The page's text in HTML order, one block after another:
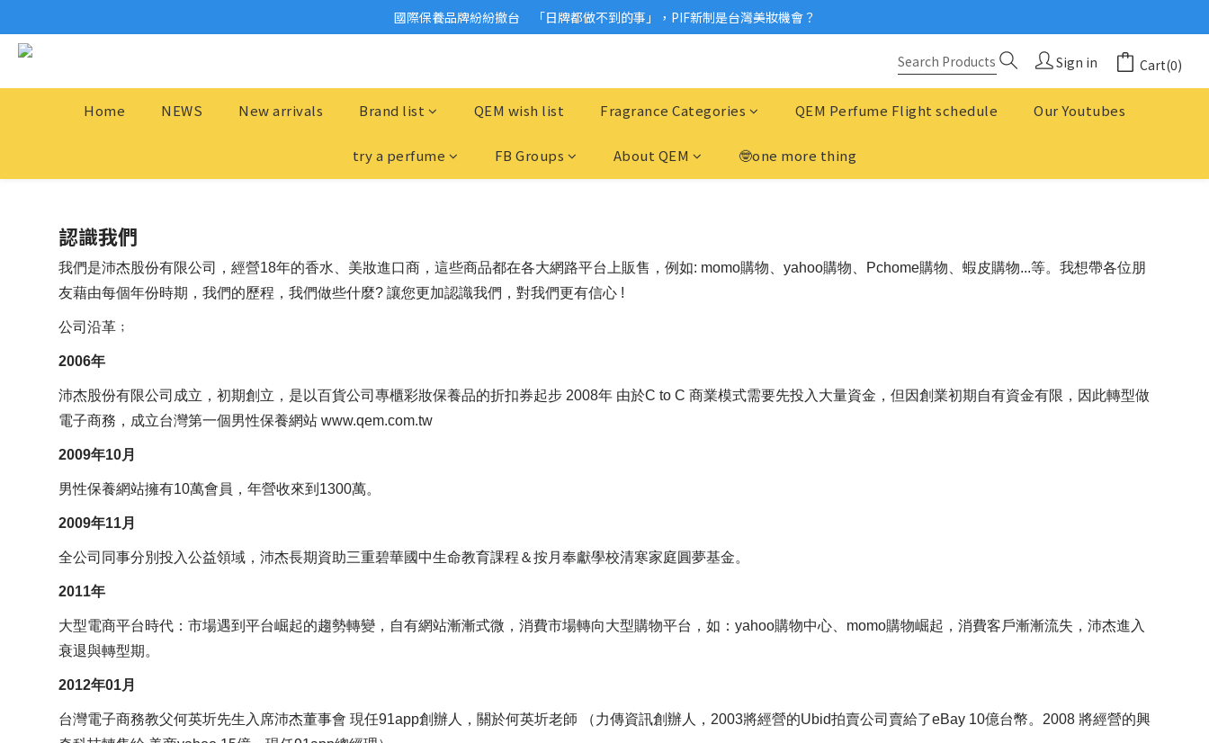
2026美妝小樣、試用品變少？PIF化妝品身分證7月上路！消費者必懂5觀念
國際保養品牌紛紛撤台　「日牌都做不到的事」，PIF新制是台灣美妝機會？
Sign in Cart(0)
Home NEWS New arrivals Brand list QEM wish list Fragrance Categories QEM Perfume Flight schedule Our Youtubes
try a perfume FB Groups About QEM 🤓one more thing
認識我們
我們是沛杰股份有限公司，經營18年的香水、美妝進口商，這些商品都在各大網路平台上販售，例如: momo購物、yahoo購物、Pchome購物、蝦皮購物...等。我想帶各位朋
友藉由每個年份時期，我們的歷程，我們做些什麼? 讓您更加認識我們，對我們更有信心 !
公司沿革﹔
2006年
沛杰股份有限公司成立，初期創立，是以百貨公司專櫃彩妝保養品的折扣券起步 2008年 由於C to C 商業模式需要先投入大量資金，但因創業初期自有資金有限，因此轉型做
電子商務，成立台灣第一個男性保養網站 www.qem.com.tw
2009年10月
男性保養網站擁有10萬會員，年營收來到1300萬。
2009年11月
全公司同事分別投入公益領域，沛杰長期資助三重碧華國中生命教育課程＆按月奉獻學校清寒家庭圓夢基金。
2011年
大型電商平台時代：市場遇到平台崛起的趨勢轉變，自有網站漸漸式微，消費市場轉向大型購物平台，如：yahoo購物中心、momo購物崛起，消費客戶漸漸流失，沛杰進入
衰退與轉型期。
2012年01月
台灣電子商務教父何英圻先生入席沛杰董事會 現任91app創辦人，關於何英圻老師 （力傳資訊創辦人，2003將經營的Ubid拍賣公司賣給了eBay 10億台幣。2008 將經營的興